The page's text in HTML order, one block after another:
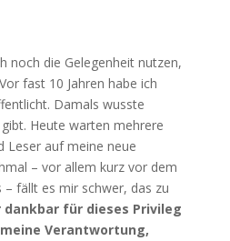
noch die Gelegenheit nutzen,
fast 10 Jahren habe ich
Damals wusste
Heute warten mehrere
Leser auf meine neue
– vor allem kurz vor dem
– fällt es mir schwer, das zu
dankbar für dieses Privileg
Verantwortung,